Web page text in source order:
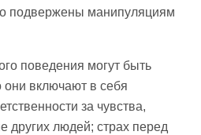
подвержены манипуляциям
поведения могут быть
включают в себя
за чувства,
других людей; страх перед